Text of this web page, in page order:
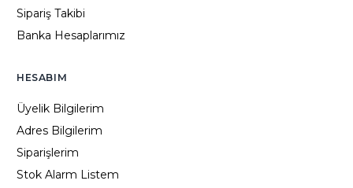
Sipariş Takibi
Banka Hesaplarımız
HESABIM
Üyelik Bilgilerim
Adres Bilgilerim
Siparişlerim
Stok Alarm Listem